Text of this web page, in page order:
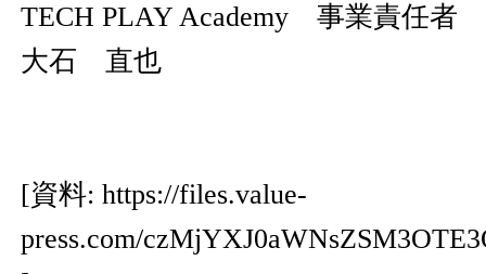
TECH PLAY Academy 事業責任者
大石 直也
[資料: https://files.value-
press.com/